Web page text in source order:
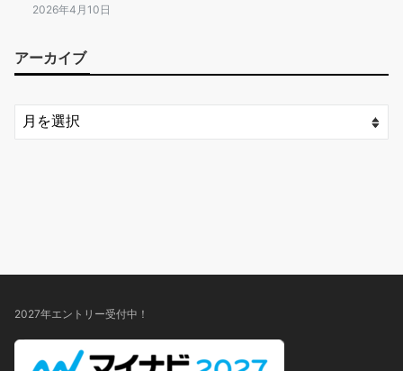
2026年4月10日
アーカイブ
2027年エントリー受付中！